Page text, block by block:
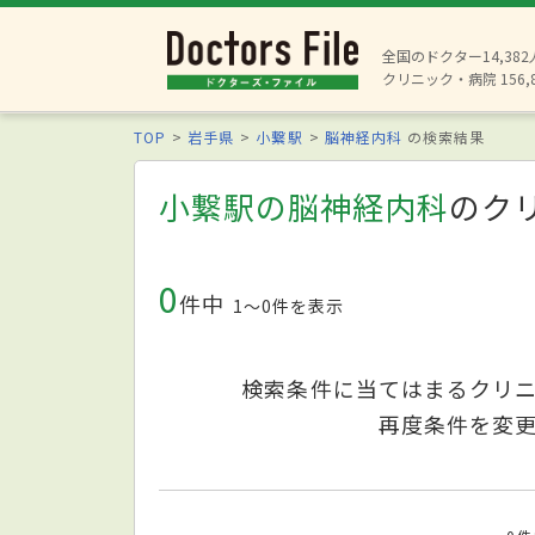
全国のドクター14,382
クリニック・病院
TOP 岩手県 小繋駅 脳神経内科 の検索結果
小繋駅の脳神経内科のク
0件中 1〜0件を表示
検索条件に当てはまるクリ
再度条件を変